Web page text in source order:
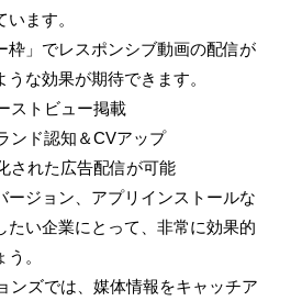
ます。
枠」でレスポンシブ動画の配信が
な効果が期待できます。
ストビュー掲載
ンド認知＆CVアップ
された広告配信が可能
ージョン、アプリインストールな
たい企業にとって、非常に効果的
。
ンズでは、媒体情報をキャッチア